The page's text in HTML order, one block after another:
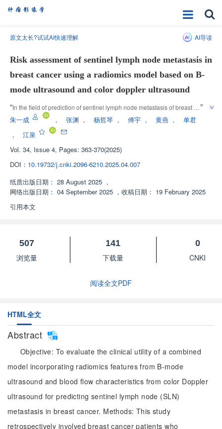
原文太长?试试AI快速理解 AI导读
Risk assessment of sentinel lymph node metastasis in
breast cancer using a radiomics model based on B-
mode ultrasound and color doppler ultrasound
“In the field of prediction of sentinel lymph node metastasis of breast
cancer, experts from Shanghai Pudong New Area People's Hospital
established a joint model of gray-scale ultrasound imaging omics
characteristics and color Doppler ultrasound blood flow characteristics,
which significantly improved the prediction accuracy and provided
important reference for accurate diagnosis and treatment of breast cancer.
”
朱一成 ， 张渊 ， 杨哲琴 ， 傅宇 ， 黄燕 ，
单君
，
江泉
Vol. 34, Issue 4, Pages: 363-370(2025)
DOI： 10.19732/j.cnki.2096-6210.2025.04.007
纸质出版日期： 28 August 2025 ，
网络出版日期： 04 September 2025 ， 收稿日期： 19 February 2025
引用本文
507
浏览量
141
下载量
0
CNKI
阅读全文PDF
HTML全文
Abstract
Objective: To evaluate the clinical utility of a combined
model incorporating radiomics features from B-mode
ultrasound and blood flow characteristics from color Doppler
ultrasound for predicting sentinel lymph node (SLN)
metastasis in breast cancer. Methods: This study
retrospectively involved breast cancer patients who